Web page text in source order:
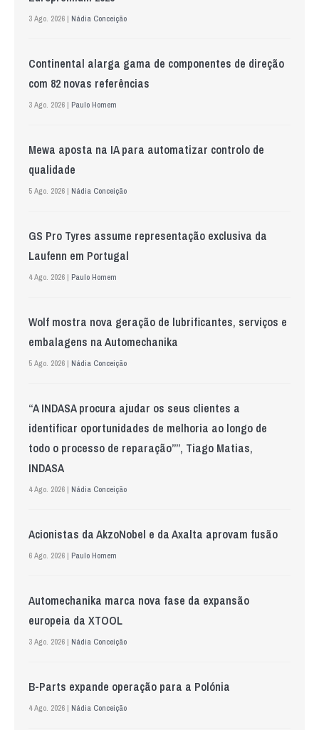
3 Ago. 2026 | Nádia Conceição
Continental alarga gama de componentes de direção
com 82 novas referências
3 Ago. 2026 | Paulo Homem
Mewa aposta na IA para automatizar controlo de
qualidade
5 Ago. 2026 | Nádia Conceição
GS Pro Tyres assume representação exclusiva da
Laufenn em Portugal
4 Ago. 2026 | Paulo Homem
Wolf mostra nova geração de lubrificantes, serviços e
embalagens na Automechanika
5 Ago. 2026 | Nádia Conceição
“A INDASA procura ajudar os seus clientes a
identificar oportunidades de melhoria ao longo de
todo o processo de reparação””, Tiago Matias,
INDASA
4 Ago. 2026 | Nádia Conceição
Acionistas da AkzoNobel e da Axalta aprovam fusão
6 Ago. 2026 | Paulo Homem
Automechanika marca nova fase da expansão
europeia da XTOOL
3 Ago. 2026 | Nádia Conceição
B-Parts expande operação para a Polónia
4 Ago. 2026 | Nádia Conceição